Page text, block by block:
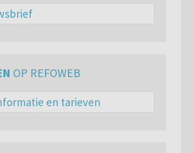
OP REFOWEB
en tarieven